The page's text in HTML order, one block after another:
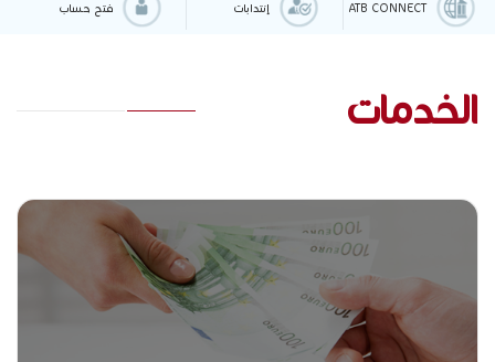
ATB CONNECT إنتدابات فتح حساب
الخدمات